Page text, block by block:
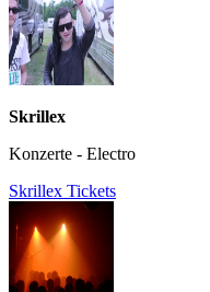
Skrillex
Konzerte - Electro
Skrillex Tickets